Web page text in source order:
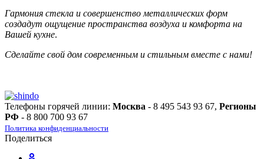
Гармония стекла и совершенство металлических форм
создадут ощущение пространства воздуха и комфорта на
Вашей кухне.
Сделайте свой дом современным и стильным вместе с нами!
Телефоны горячей линии: Москва - 8 495 543 93 67, Регионы
РФ - 8 800 700 93 67
Политика конфиденциальности
Поделиться